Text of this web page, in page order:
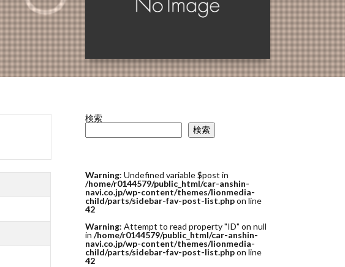
検索
検索
Warning: Undefined variable $post in
/home/r0144579/public_html/car-anshin-
navi.co.jp/wp-content/themes/lionmedia-
child/parts/sidebar-fav-post-list.phpon line
42
Warning: Attempt to read property "ID" on null
in /home/r0144579/public_html/car-anshin-
navi.co.jp/wp-content/themes/lionmedia-
child/parts/sidebar-fav-post-list.phpon line
42